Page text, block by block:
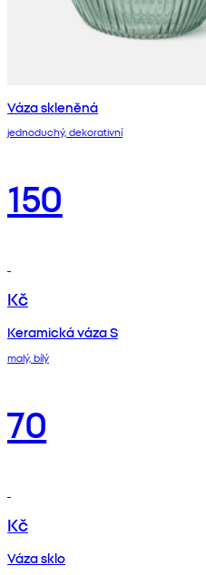
Váza skleněná
jednoduchý, dekorativní
150
Kč
Keramická váza S
malý, bílý
70
Kč
Váza sklo